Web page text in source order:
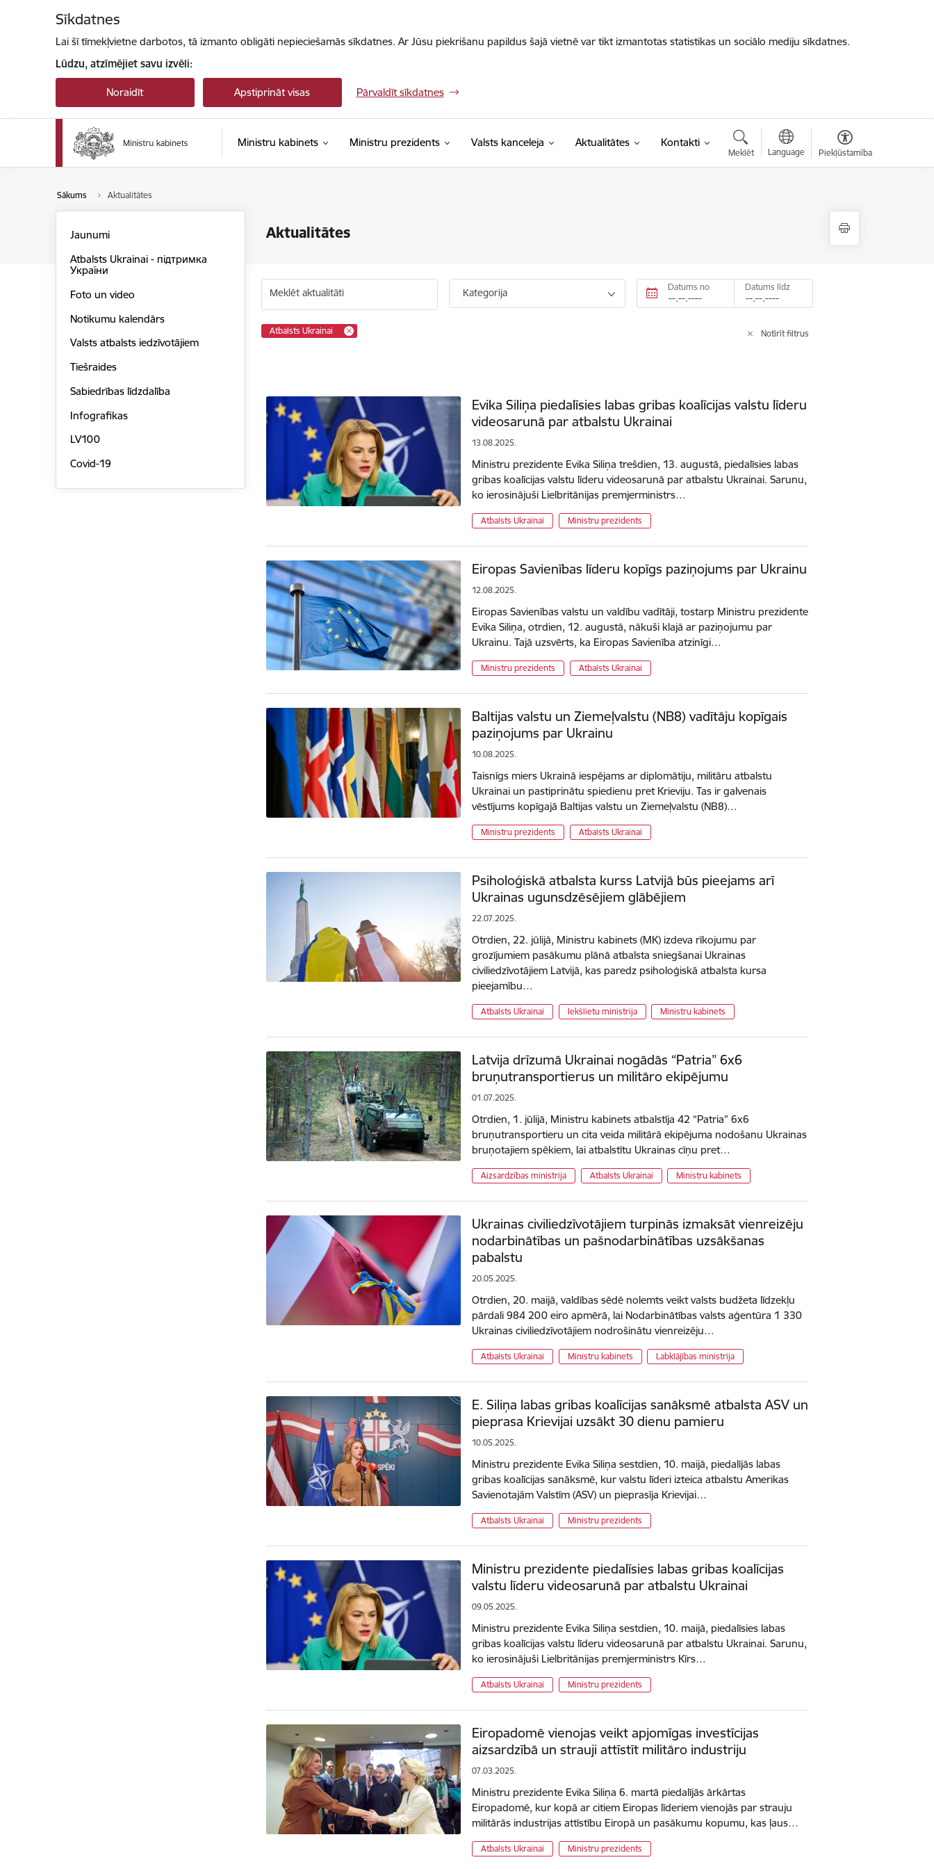
Sīkdatnes
Lai šī tīmekļvietne darbotos, tā izmanto obligāti nepieciešamās sīkdatnes. Ar Jūsu piekrišanu papildus šajā vietnē var tikt izmantotas statistikas un sociālo mediju sīkdatnes.
Lūdzu, atzīmējiet savu izvēli:
Noraidīt Apstiprināt visas Pārvaldīt sīkdatnes
Ministru kabinets Ministru prezidents Valsts kanceleja Aktualitātes Kontakti
Meklēt Language Piekļūstamība
Sākums Aktualitātes
Aktualitātes
Jaunumi
Atbalsts Ukrainai - підтримка
України
Foto un video
Notikumu kalendārs
Valsts atbalsts iedzīvotājiem
Tiešraides
Sabiedrības līdzdalība
Infografikas
LV100
Covid-19
Meklēt aktualitāti Kategorija Datums no Datums līdz
Atbalsts Ukrainai Notīrīt filtrus
Evika Siliņa piedalīsies labas gribas koalīcijas valstu līderu
videosarunā par atbalstu Ukrainai
13.08.2025.
Ministru prezidente Evika Siliņa trešdien, 13. augustā, piedalīsies labas
gribas koalīcijas valstu līderu videosarunā par atbalstu Ukrainai. Sarunu,
ko ierosinājuši Lielbritānijas premjerministrs…
Atbalsts Ukrainai Ministru prezidents
Eiropas Savienības līderu kopīgs paziņojums par Ukrainu
12.08.2025.
Eiropas Savienības valstu un valdību vadītāji, tostarp Ministru prezidente
Evika Siliņa, otrdien, 12. augustā, nākuši klajā ar paziņojumu par
Ukrainu. Tajā uzsvērts, ka Eiropas Savienība atzinīgi…
Ministru prezidents Atbalsts Ukrainai
Baltijas valstu un Ziemeļvalstu (NB8) vadītāju kopīgais
paziņojums par Ukrainu
10.08.2025.
Taisnīgs miers Ukrainā iespējams ar diplomātiju, militāru atbalstu
Ukrainai un pastiprinātu spiedienu pret Krieviju. Tas ir galvenais
vēstījums kopīgajā Baltijas valstu un Ziemeļvalstu (NB8)…
Ministru prezidents Atbalsts Ukrainai
Psiholoģiskā atbalsta kurss Latvijā būs pieejams arī
Ukrainas ugunsdzēsējiem glābējiem
22.07.2025.
Otrdien, 22. jūlijā, Ministru kabinets (MK) izdeva rīkojumu par
grozījumiem pasākumu plānā atbalsta sniegšanai Ukrainas
civiliedzīvotājiem Latvijā, kas paredz psiholoģiskā atbalsta kursa
pieejamību…
Atbalsts Ukrainai Iekšlietu ministrija Ministru kabinets
Latvija drīzumā Ukrainai nogādās “Patria” 6x6
bruņutransportierus un militāro ekipējumu
01.07.2025.
Otrdien, 1. jūlijā, Ministru kabinets atbalstīja 42 “Patria” 6x6
bruņutransportieru un cita veida militārā ekipējuma nodošanu Ukrainas
bruņotajiem spēkiem, lai atbalstītu Ukrainas cīņu pret…
Aizsardzības ministrija Atbalsts Ukrainai Ministru kabinets
Ukrainas civiliedzīvotājiem turpinās izmaksāt vienreizēju
nodarbinātības un pašnodarbinātības uzsākšanas
pabalstu
20.05.2025.
Otrdien, 20. maijā, valdības sēdē nolemts veikt valsts budžeta līdzekļu
pārdali 984 200 eiro apmērā, lai Nodarbinātības valsts aģentūra 1 330
Ukrainas civiliedzīvotājiem nodrošinātu vienreizēju…
Atbalsts Ukrainai Ministru kabinets Labklājības ministrija
E. Siliņa labas gribas koalīcijas sanāksmē atbalsta ASV un
pieprasa Krievijai uzsākt 30 dienu pamieru
10.05.2025.
Ministru prezidente Evika Siliņa sestdien, 10. maijā, piedalījās labas
gribas koalīcijas sanāksmē, kur valstu līderi izteica atbalstu Amerikas
Savienotajām Valstīm (ASV) un pieprasīja Krievijai…
Atbalsts Ukrainai Ministru prezidents
Ministru prezidente piedalīsies labas gribas koalīcijas
valstu līderu videosarunā par atbalstu Ukrainai
09.05.2025.
Ministru prezidente Evika Siliņa sestdien, 10. maijā, piedalīsies labas
gribas koalīcijas valstu līderu videosarunā par atbalstu Ukrainai. Sarunu,
ko ierosinājuši Lielbritānijas premjerministrs Kīrs…
Atbalsts Ukrainai Ministru prezidents
Eiropadomē vienojas veikt apjomīgas investīcijas
aizsardzībā un strauji attīstīt militāro industriju
07.03.2025.
Ministru prezidente Evika Siliņa 6. martā piedalījās ārkārtas
Eiropadomē, kur kopā ar citiem Eiropas līderiem vienojās par strauju
militārās industrijas attīstību Eiropā un pasākumu kopumu, kas ļaus…
Atbalsts Ukrainai Ministru prezidents